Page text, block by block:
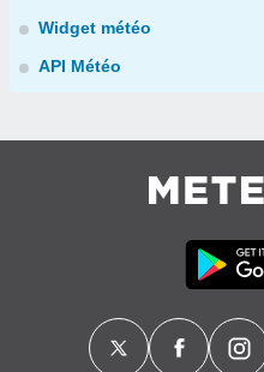
Widget météo
API Météo